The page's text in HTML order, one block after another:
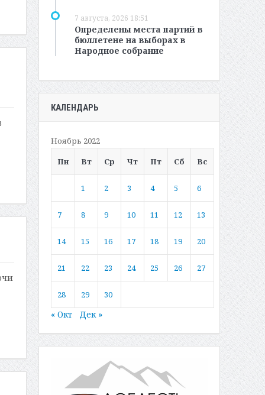
7 августа, 2026 18:51
Определены места партий в
бюллетене на выборах в
Народное собрание
КАЛЕНДАРЬ
Ноябрь 2022
Пн
Вт Ср Чт Пт Сб Вс
1 2 3 4 5 6
7 8 9 10 11 12 13
14 15 16 17 18 19 20
21 22 23 24 25 26 27
28 29 30
« Окт Дек »